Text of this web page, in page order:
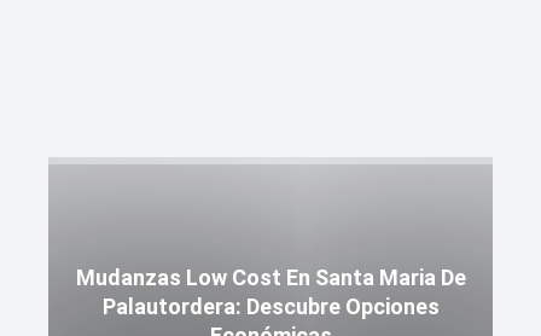
Mudanzas Low Cost En Santa Maria De
Palautordera: Descubre Opciones